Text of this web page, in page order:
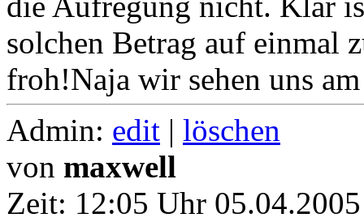
solchen Betrag auf einmal
froh!Naja wir sehen uns
Admin: edit | löschen
von maxwell
Zeit: 12:05 Uhr